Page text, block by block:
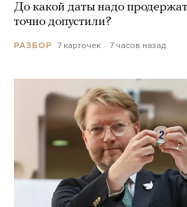
До какой даты надо
точно допустили?
РАЗБОР 7 карточек 7 часов назад